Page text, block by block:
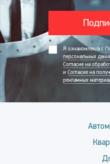
Я ознакомлен/а с
персональных
Согласие на
и Согласие на
рекламных